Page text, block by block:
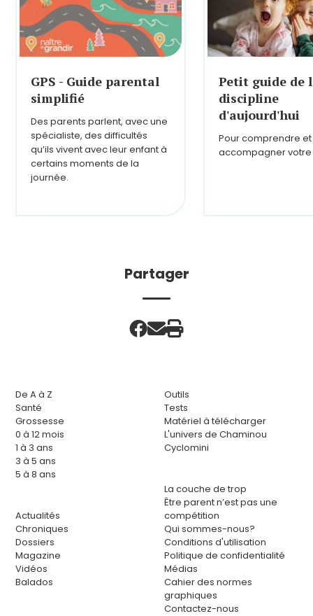
GPS - Guide parental
simplifié
Des parents parlent, avec une
spécialiste, des difficultés
qu’ils vivent avec leur enfant à
certains moments de la
journée.
Petit guide de
discipline
d'aujourd'hui
Pour comprendre et
accompagner votre
Partager
De A à Z
Santé
Grossesse
0 à 12 mois
1 à 3 ans
3 à 5 ans
5 à 8 ans
Actualités
Chroniques
Dossiers
Magazine
Vidéos
Balados
Outils
Tests
Matériel à télécharger
L'univers de Chaminou
Cyclomini
La couche de trop
Être parent n’est pas une
compétition
Qui sommes-nous?
Conditions d'utilisation
Politique de confidentialité
Médias
Cahier des normes
graphiques
Contactez-nous